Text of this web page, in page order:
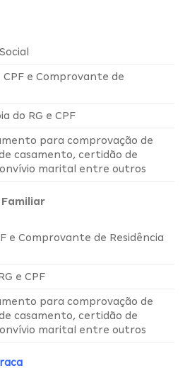
CPF e Comprovante de
do RG e CPF
para comprovação de
casamento, certidão de
marital entre outros
e Comprovante de Residência
e CPF
para comprovação de
casamento, certidão de
marital entre outros